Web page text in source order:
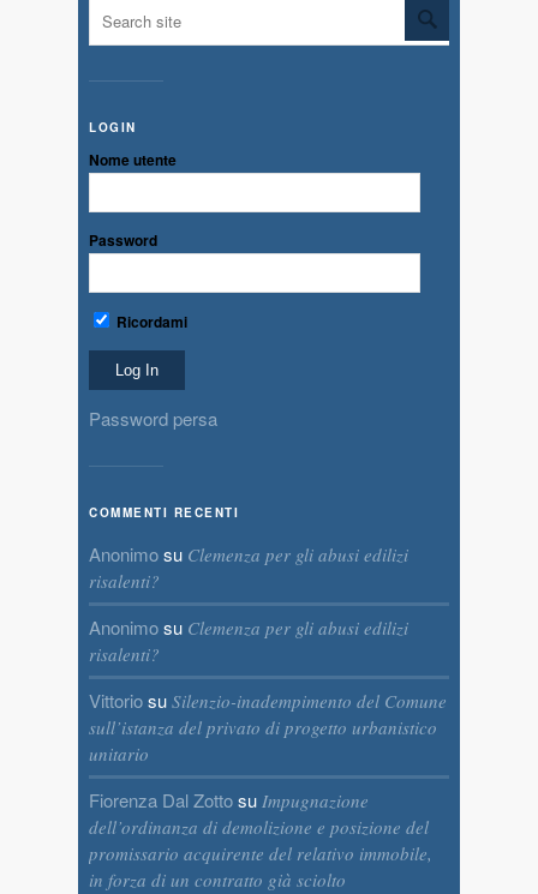
LOGIN
Nome utente
Password
Ricordami
Password persa
COMMENTI RECENTI
Anonimosu Clemenza per gli abusi edilizi
risalenti?
Anonimosu Clemenza per gli abusi edilizi
risalenti?
Vittoriosu Silenzio-inadempimento del Comune
sull’istanza del privato di progetto urbanistico
unitario
Fiorenza Dal Zottosu Impugnazione
dell’ordinanza di demolizione e posizione del
promissario acquirente del relativo immobile,
in forza di un contratto già sciolto